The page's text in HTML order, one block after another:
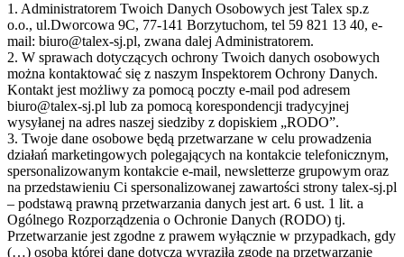
1. Administratorem Twoich Danych Osobowych jest Talex sp.z
o.o., ul.Dworcowa 9C, 77-141 Borzytuchom, tel 59 821 13 40, e-
mail: biuro@talex-sj.pl, zwana dalej Administratorem.
2. W sprawach dotyczących ochrony Twoich danych osobowych
można kontaktować się z naszym Inspektorem Ochrony Danych.
Kontakt jest możliwy za pomocą poczty e-mail pod adresem
biuro@talex-sj.pl lub za pomocą korespondencji tradycyjnej
wysyłanej na adres naszej siedziby z dopiskiem „RODO”.
3. Twoje dane osobowe będą przetwarzane w celu prowadzenia
działań marketingowych polegających na kontakcie telefonicznym,
spersonalizowanym kontakcie e-mail, newsletterze grupowym oraz
na przedstawieniu Ci spersonalizowanej zawartości strony talex-sj.pl
– podstawą prawną przetwarzania danych jest art. 6 ust. 1 lit. a
Ogólnego Rozporządzenia o Ochronie Danych (RODO) tj.
Przetwarzanie jest zgodne z prawem wyłącznie w przypadkach, gdy
(…) osoba której dane dotyczą wyraziła zgodę na przetwarzanie